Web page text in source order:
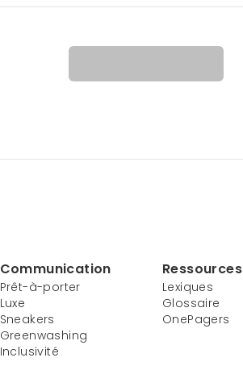
Communication
Prêt-à-porter
Luxe
Sneakers
Greenwashing
Inclusivité
Ressources
Lexiques
Glossaire
OnePagers